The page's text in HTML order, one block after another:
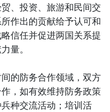
、投资、旅游和民间交
作出的贡献给予认可和
信任并促进两国关系提
量。
的防务合作领域，双方
，如有效维持防务政策
种交流活动；培训活